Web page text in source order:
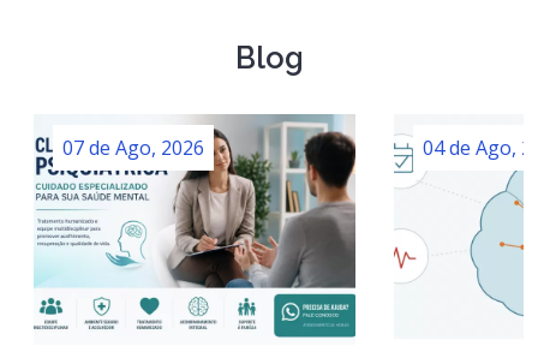
Blog
07 de Ago, 2026 04 de Ago,